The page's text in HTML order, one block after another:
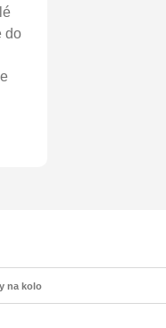
do
na kolo